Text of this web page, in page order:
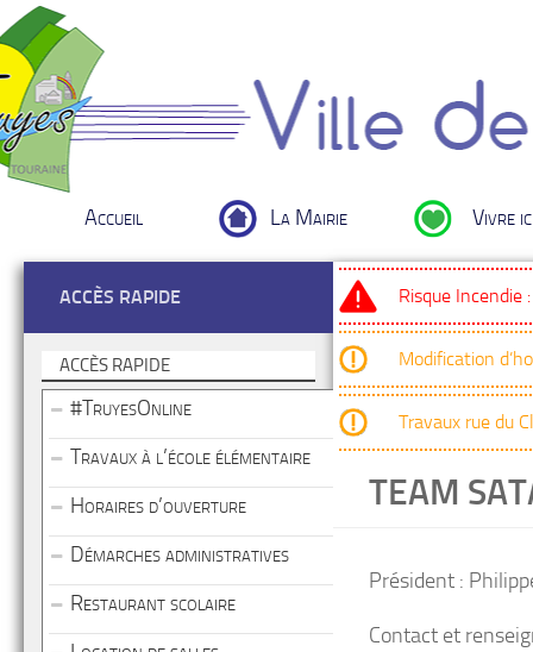
Accueil La Mairie Vivre
Risque Incendie
Modification
Travaux rue du
TEAM
Président :
Contact et
ACCÈS RAPIDE
ACCÈS RAPIDE
#TruyesOnline
Travaux à l’école élémentaire
Horaires d’ouverture
Démarches administratives
Restaurant scolaire